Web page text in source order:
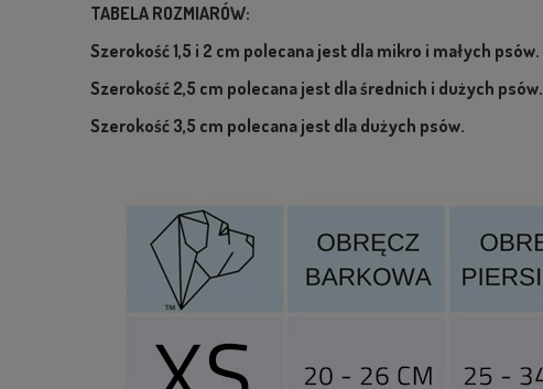
TABELA ROZMIARÓW:
Szerokość 1,5 i 2 cm polecana jest dla mikro i małych psów.
Szerokość 2,5 cm polecana jest dla średnich i dużych psów.
Szerokość 3,5 cm polecana jest dla dużych psów.